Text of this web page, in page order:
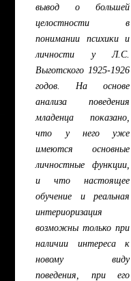
вывод о большей
целостности в
понимании психики и
личности у Л.С.
Выготского 1925-1926
годов. На основе
анализа поведения
младенца показано,
что у него уже
имеются основные
личностные функции,
и что настоящее
обучение и реальная
интериоризация
возможны только при
наличии интереса к
новому виду
поведения, при его